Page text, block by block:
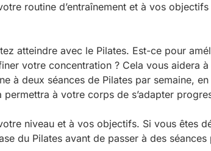
routine d’entraînement et à vos
atteindre avec le Pilates. Est-ce pour
votre concentration ? Cela vous aidera
à deux séances de Pilates par semaine,
à votre corps de s’adapter
niveau et à vos objectifs. Si vous êtes
du Pilates avant de passer à des séances